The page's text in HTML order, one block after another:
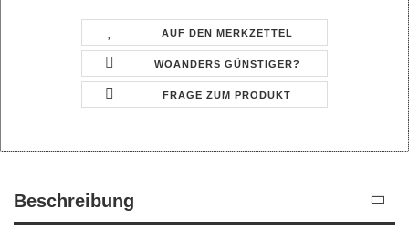
AUF DEN MERKZETTEL
WOANDERS GÜNSTIGER?
FRAGE ZUM PRODUKT
Beschreibung